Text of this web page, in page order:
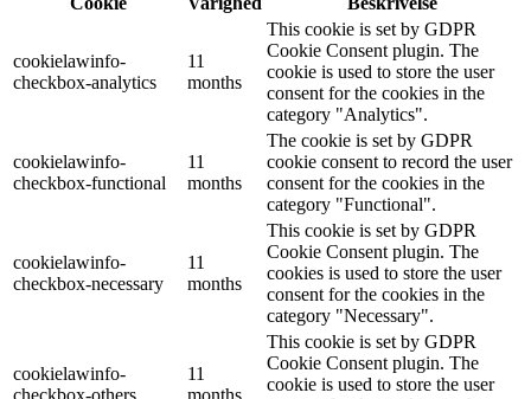
cookielawinfo-
checkbox-analytics
11
months
This cookie is set by GDPR
Cookie Consent plugin. The
cookie is used to store the user
consent for the cookies in the
category "Analytics".
cookielawinfo-
checkbox-functional
11
months
The cookie is set by GDPR
cookie consent to record the user
consent for the cookies in the
category "Functional".
cookielawinfo-
checkbox-necessary
11
months
This cookie is set by GDPR
Cookie Consent plugin. The
cookies is used to store the user
consent for the cookies in the
category "Necessary".
cookielawinfo-
11
This cookie is set by GDPR
Cookie Consent plugin. The
cookie is used to store the user